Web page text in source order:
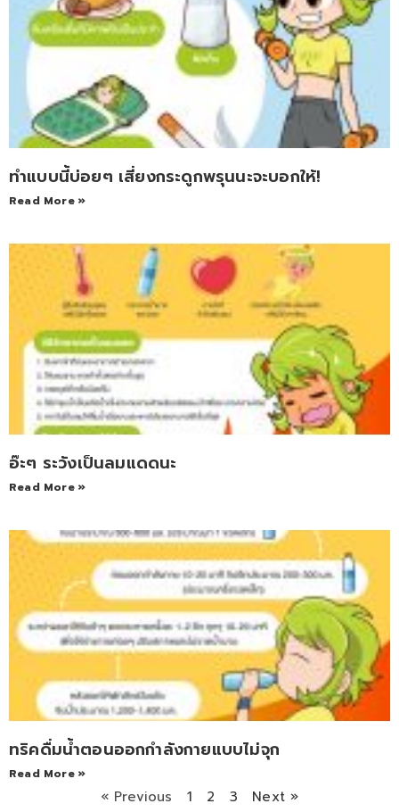
ทำแบบนี้บ่อยๆ เสี่ยงกระดูกพรุนนะจะบอกให้!
Read More »
อ๊ะๆ ระวังเป็นลมแดดนะ
Read More »
ทริคดื่มน้ำตอนออกกำลังกายแบบไม่จุก
Read More »
« Previous 1 2 3 Next »